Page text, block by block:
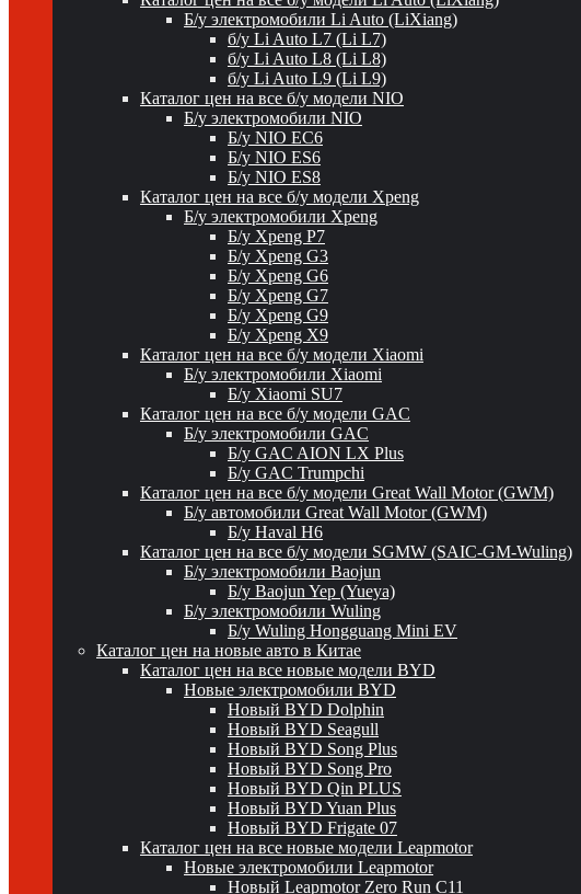
Б/у электромобили Li Auto (LiXiang)
б/у Li Auto L7 (Li L7)
б/у Li Auto L8 (Li L8)
б/у Li Auto L9 (Li L9)
Каталог цен на все б/у модели NIO
Б/у электромобили NIO
Б/у NIO EC6
Б/у NIO ES6
Б/у NIO ES8
Каталог цен на все б/у модели Xpeng
Б/у электромобили Xpeng
Б/у Xpeng P7
Б/у Xpeng G3
Б/у Xpeng G6
Б/у Xpeng G7
Б/у Xpeng G9
Б/у Xpeng X9
Каталог цен на все б/у модели Xiaomi
Б/у электромобили Xiaomi
Б/у Xiaomi SU7
Каталог цен на все б/у модели GAC
Б/у электромобили GAC
Б/у GAC AION LX Plus
Б/у GAC Trumpchi
Каталог цен на все б/у модели Great Wall Motor (GWM)
Б/у автомобили Great Wall Motor (GWM)
Б/у Haval H6
Каталог цен на все б/у модели SGMW (SAIC-GM-Wuling)
Б/у электромобили Baojun
Б/у Baojun Yep (Yueya)
Б/у электромобили Wuling
Б/у Wuling Hongguang Mini EV
Каталог цен на новые авто в Китае
Каталог цен на все новые модели BYD
Новые электромобили BYD
Новый BYD Dolphin
Новый BYD Seagull
Новый BYD Song Plus
Новый BYD Song Pro
Новый BYD Qin PLUS
Новый BYD Yuan Plus
Новый BYD Frigate 07
Каталог цен на все новые модели Leapmotor
Новые электромобили Leapmotor
Новый Leapmotor Zero Run C11